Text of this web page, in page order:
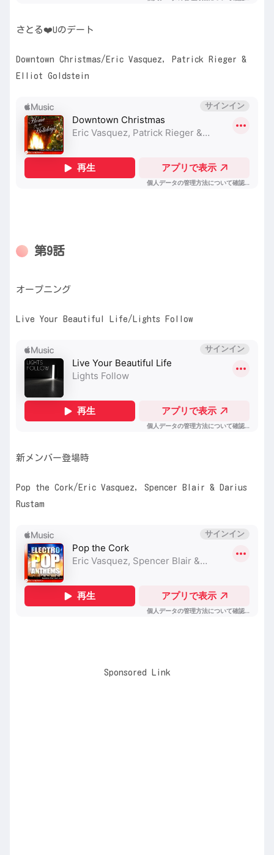
さとる❤️Uのデート
Downtown Christmas/Eric Vasquez, Patrick Rieger &
Elliot Goldstein
第9話
オープニング
Live Your Beautiful Life/Lights Follow
新メンバー登場時
Pop the Cork/Eric Vasquez, Spencer Blair & Darius
Rustam
Sponsored Link